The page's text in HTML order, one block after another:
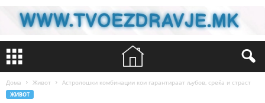
Дома Живот Астролошки комбинации кои гарантираат љубов, среќа и страст
ЖИВОТ